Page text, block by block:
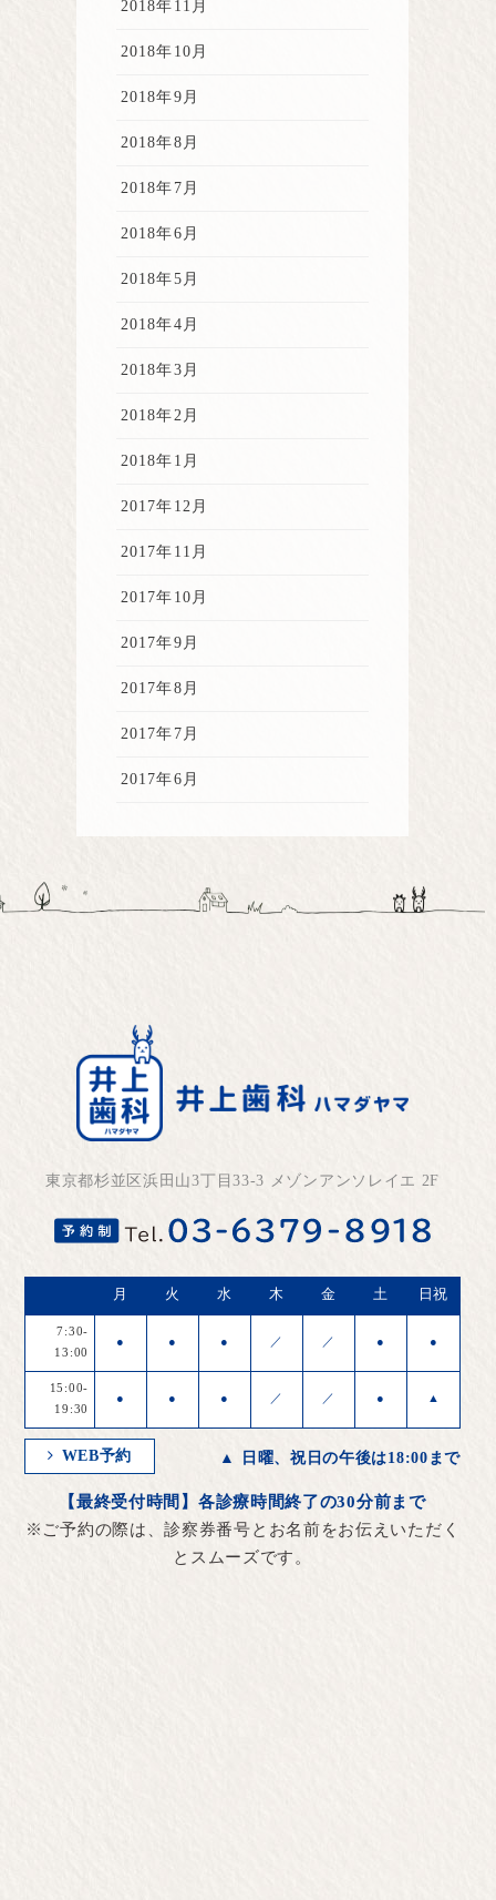
2018年11月
2018年10月
2018年9月
2018年8月
2018年7月
2018年6月
2018年5月
2018年4月
2018年3月
2018年2月
2018年1月
2017年12月
2017年11月
2017年10月
2017年9月
2017年8月
2017年7月
2017年6月
東京都杉並区浜田山3丁目33-3 メゾンアンソレイエ 2F
月 火 水 木 金 土 日祝
7:30-
13:00
● ● ● ／ ／ ● ●
15:00-
19:30
● ● ● ／ ／ ● ▲
WEB予約 ▲ 日曜、祝日の午後は18:00まで
【最終受付時間】各診療時間終了の30分前まで
※ご予約の際は、診察券番号とお名前をお伝えいただく
とスムーズです。